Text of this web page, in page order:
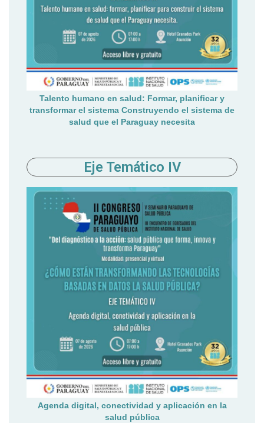
Talento humano en salud: Formar, planificar y
transformar el sistema Construyendo el sistema de
salud que el Paraguay necesita
Eje Temático IV
Agenda digital, conectividad y aplicación en la
salud pública